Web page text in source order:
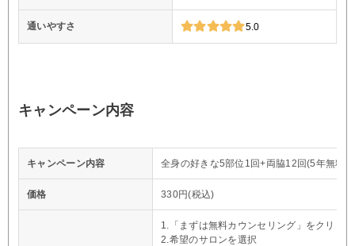
通いやすさ 5.0
キャンペーン内容
キャンペーン内容 全身の好きな5部位1回+両脇12回(5年無料
価格 330円(税込)
1.「まずは無料カウンセリング」をクリック
2.希望のサロンを選択